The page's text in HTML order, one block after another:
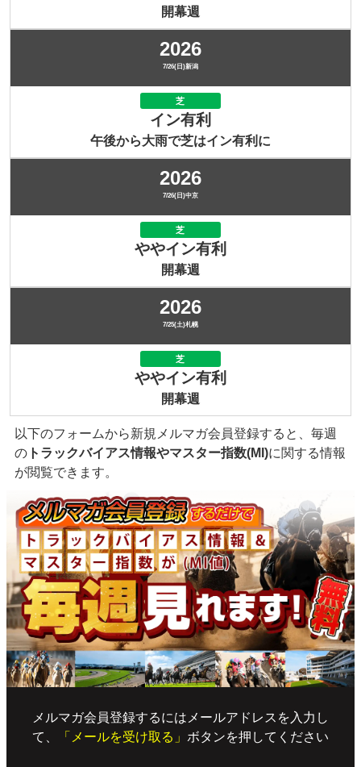
開幕週
2026
7/26(日)新潟
芝
イン有利
午後から大雨で芝はイン有利に
2026
7/26(日)中京
芝
ややイン有利
開幕週
2026
7/25(土)札幌
芝
ややイン有利
開幕週
以下のフォームから新規メルマガ会員登録すると、毎週
の トラックバイアス情報やマスター指数(MI)に関する情報
が閲覧できます。
メルマガ会員登録するにはメールアドレスを入力し
て、
「メールを受け取る」 ボタンを押してください